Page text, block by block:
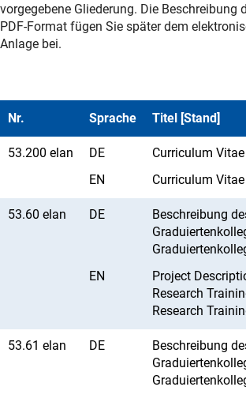
vorgegebene Gliederung. Die Beschreibung
PDF-Format fügen Sie später dem
Anlage bei.
Nr. Sprache Titel [Stand]
53.200 elan DE
Curriculum
EN
Curriculum
53.60 elan DE
Beschreibung
EN
Project
Research
Research
53.61 elan DE
Beschreibung